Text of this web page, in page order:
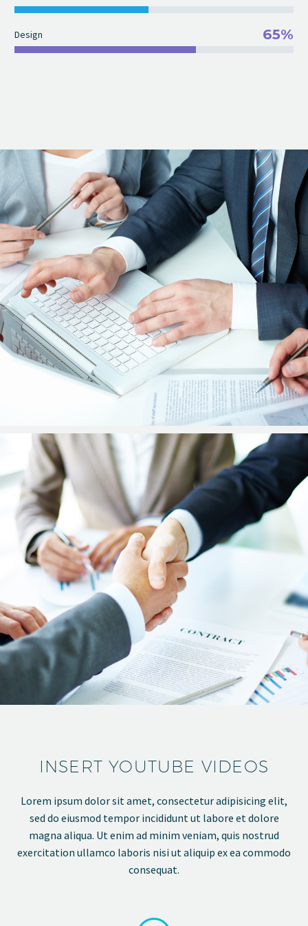
Design 65%
INSERT YOUTUBE VIDEOS
Lorem ipsum dolor sit amet, consectetur adipisicing elit,
sed do eiusmod tempor incididunt ut labore et dolore
magna aliqua. Ut enim ad minim veniam, quis nostrud
exercitation ullamco laboris nisi ut aliquip ex ea commodo
consequat.